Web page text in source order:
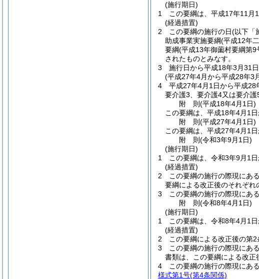
(施行期日)
1
この要綱は、平成17年11月
(経過措置)
2
この要綱の施行の日(以下「
助成事業実施要綱(平成12年
要綱(平成13年御薗村要綱第9
されたものとみなす。
3
施行日から平成18年3月31
(平成27年4月から平成28年3
4
平成27年4月1日から平成28
要介護3、要介護4又は要介護
附 則(平成18年4月1日)
この要綱は、平成18年4月1日
附 則(平成27年4月1日)
この要綱は、平成27年4月1日
附 則(令和3年9月1日)
(施行期日)
1
この要綱は、令和3年9月1日
(経過措置)
2
この要綱の施行の際現にあ
要綱による改正後のそれぞれ
3
この要綱の施行の際現にあ
附 則(令和8年4月1日)
(施行期日)
1
この要綱は、令和8年4月1日
(経過措置)
2
この要綱による改正後の第
3
この要綱の施行の際現にあ
書類は、この要綱による改正
4
この要綱の施行の際現にあ
様式第1号(第4条関係)